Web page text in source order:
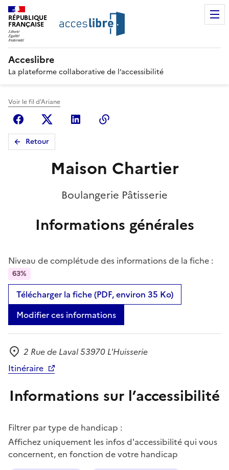
RÉPUBLIQUE
FRANÇAISE
Acceslibre
La plateforme collaborative de l’accessibilité
Voir le fil d'Ariane
FacebookX (anciennement Twitter)
Linkedin
Retour
Maison Chartier
Boulangerie Pâtisserie
Informations générales
Niveau de complétude des informations de la fiche :
63%
Télécharger la fiche (PDF, environ 35 Ko)
Modifier ces informations
Adresse
2 Rue de Laval 53970 L'Huisserie
Itinéraire
Informations sur l’accessibilité
Filtrer par type de handicap :
Affichez uniquement les infos d'accessibilité qui vous
concernent, en fonction de votre handicap